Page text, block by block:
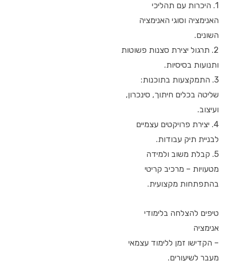
1. היכרות עם תהליכי
האנימציה וסוגי האנימציה
השונים.
2. תרגול יצירת סצנות פשוטות
ותנועות בסיסיות.
3. התמקצעות בתוכנות:
שליטה בכלים חיתוך, סינכרון,
ועיצוב.
4. יצירת פרויקטים עצמיים
לבניית תיק עבודות.
5. קבלת משוב ולמידה
מטעויות – מרכיב קריטי
בהתפתחות מקצועית.
טיפים להצלחה בלימודי
אנימציה
– הקדישו זמן ללימוד עצמאי
מעבר לשיעורים.